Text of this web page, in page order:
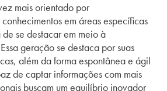
mais orientado por
em áreas específicas
se destacar em meio à
geração se destaca por suas
além da forma espontânea e ágil
de captar informações com mais
buscam um equilíbrio inovador